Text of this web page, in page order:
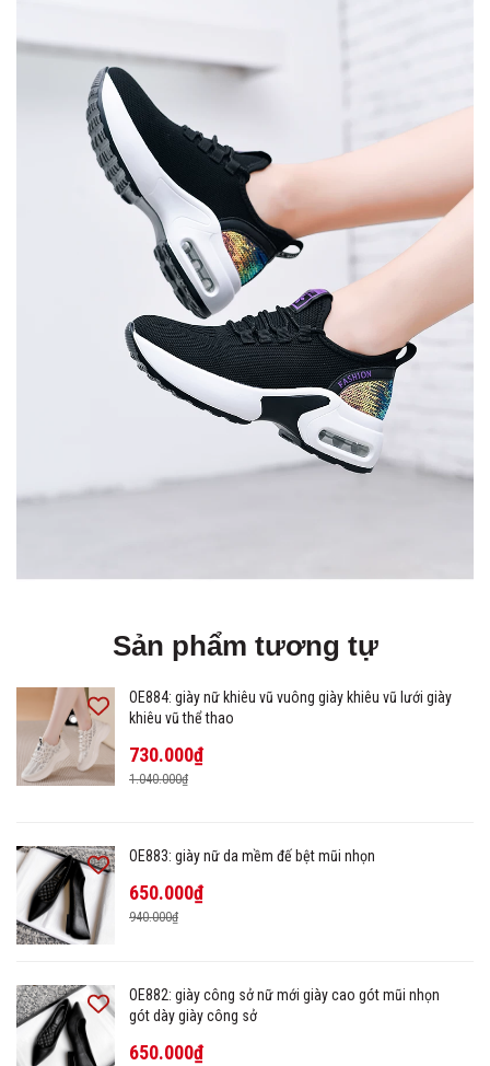
Sản phẩm tương tự
OE884: giày nữ khiêu vũ vuông giày khiêu vũ lưới giày
khiêu vũ thể thao
730.000₫
1.040.000₫
OE883: giày nữ da mềm đế bệt mũi nhọn
650.000₫
940.000₫
OE882: giày công sở nữ mới giày cao gót mũi nhọn
gót dày giày công sở
650.000₫